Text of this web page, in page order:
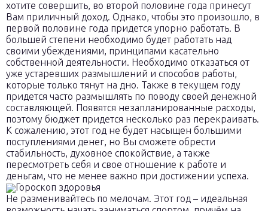
хотите совершить, во второй половине года принесут
Вам приличный доход. Однако, чтобы это произошло, в
первой половине года придется упорно работать. В
большей степени необходимо будет работать над
своими убеждениями, принципами касательно
собственной деятельности. Необходимо отказаться от
уже устаревших размышлений и способов работы,
которые только тянут на дно. Также в текущем году
придется часто размышлять по поводу своей денежной
составляющей. Появятся незапланированные расходы,
поэтому бюджет придется несколько раз перекраивать.
К сожалению, этот год не будет насыщен большими
поступлениями денег, но Вы сможете обрести
стабильность, духовное спокойствие, а также
пересмотреть себя и свое отношение к работе и
деньгам, что не менее важно при достижении успеха.
Гороскоп здоровья
Не разменивайтесь по мелочам. Этот год – идеальная